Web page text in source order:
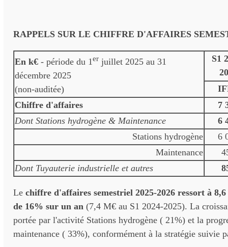
RAPPELS SUR LE CHIFFRE D'AFFAIRES
En k€ - période du 1er juillet 2025 au 31
décembre 2025
(non-auditée)
S1
Chiffre d'affaires
7
Dont Stations hydrogène & Maintenance
6
Stations hydrogène
6
Maintenance
Dont Tuyauterie industrielle et autres
Le chiffre d'affaires semestriel 2025-2026 ressort à
de 16% sur un an (7,4 M€ au S1 2024-2025). La
portée par l'activité Stations hydrogène ( 21%) et la
maintenance ( 33%), conformément à la stratégie suivie